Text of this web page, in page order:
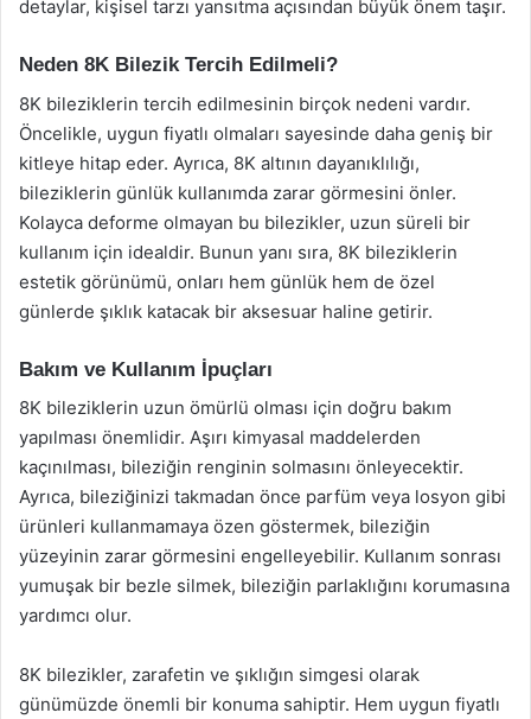
detaylar, kişisel tarzı yansıtma açısından büyük önem taşır.
Neden 8K Bilezik Tercih Edilmeli?
8K bileziklerin tercih edilmesinin birçok nedeni vardır.
Öncelikle, uygun fiyatlı olmaları sayesinde daha geniş bir
kitleye hitap eder. Ayrıca, 8K altının dayanıklılığı,
bileziklerin günlük kullanımda zarar görmesini önler.
Kolayca deforme olmayan bu bilezikler, uzun süreli bir
kullanım için idealdir. Bunun yanı sıra, 8K bileziklerin
estetik görünümü, onları hem günlük hem de özel
günlerde şıklık katacak bir aksesuar haline getirir.
Bakım ve Kullanım İpuçları
8K bileziklerin uzun ömürlü olması için doğru bakım
yapılması önemlidir. Aşırı kimyasal maddelerden
kaçınılması, bileziğin renginin solmasını önleyecektir.
Ayrıca, bileziğinizi takmadan önce parfüm veya losyon gibi
ürünleri kullanmamaya özen göstermek, bileziğin
yüzeyinin zarar görmesini engelleyebilir. Kullanım sonrası
yumuşak bir bezle silmek, bileziğin parlaklığını korumasına
yardımcı olur.
8K bilezikler, zarafetin ve şıklığın simgesi olarak
günümüzde önemli bir konuma sahiptir. Hem uygun fiyatlı